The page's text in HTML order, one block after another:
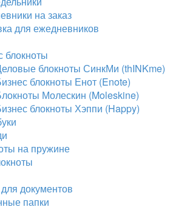
на заказ
для ежедневников
блокноты
блокноты СинкМи (thINKme)
блокноты Енот (Enote)
Молескин (Moleskine)
блокноты Хэппи (Happy)
на пружине
документов
папки